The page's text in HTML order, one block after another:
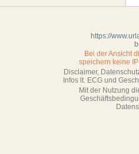
https://
Bei der Ansicht
speichern keine
Disclaimer,
Infos lt. ECG und
Mit der Nutzung